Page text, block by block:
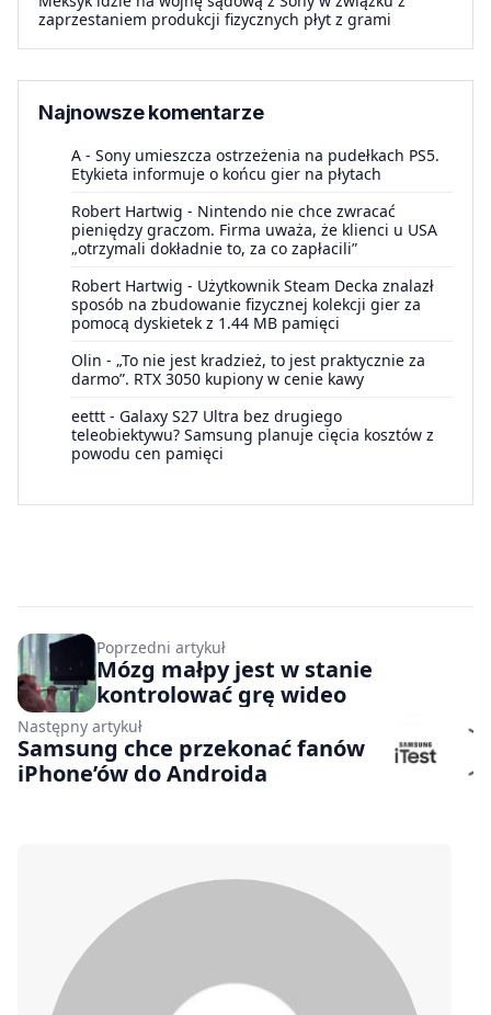
zaprzestaniem produkcji fizycznych płyt z grami
Najnowsze komentarze
A - Sony umieszcza ostrzeżenia na pudełkach PS5.
Etykieta informuje o końcu gier na płytach
Robert Hartwig - Nintendo nie chce zwracać
pieniędzy graczom. Firma uważa, że klienci u USA
„otrzymali dokładnie to, za co zapłacili”
Robert Hartwig - Użytkownik Steam Decka znalazł
sposób na zbudowanie fizycznej kolekcji gier za
pomocą dyskietek z 1.44 MB pamięci
Olin - „To nie jest kradzież, to jest praktycznie za
darmo”. RTX 3050 kupiony w cenie kawy
eettt - Galaxy S27 Ultra bez drugiego
teleobiektywu? Samsung planuje cięcia kosztów z
powodu cen pamięci
Poprzedni artykuł
Mózg małpy jest w stanie
kontrolować grę wideo
Następny artykuł
Samsung chce przekonać fanów
iPhone’ów do Androida